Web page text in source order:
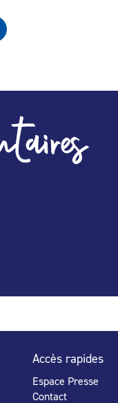
Accès rapides
Espace Presse
Contact